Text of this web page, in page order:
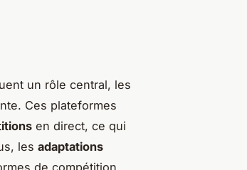
un rôle central, les
Ces plateformes
en direct, ce qui
les adaptations